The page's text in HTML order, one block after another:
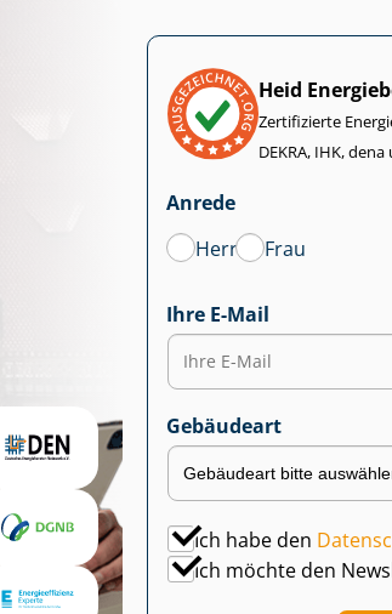
Heid
Zertifizierte
DEKRA, IHK, dena
Anrede
Herr
Frau
Ihre E-Mail
Gebäudeart
Ich habe den
Ich möchte den